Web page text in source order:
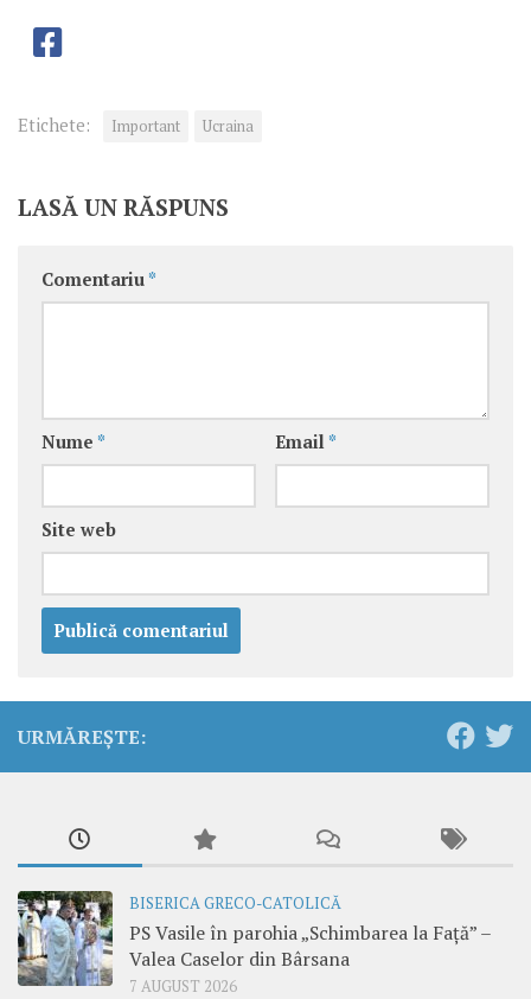
Etichete: Important Ucraina
LASĂ UN RĂSPUNS
Comentariu *
Nume * Email *
Site web
URMĂREȘTE:
BISERICA GRECO-CATOLICĂ
PS Vasile în parohia „Schimbarea la Față” –
Valea Caselor din Bârsana
7 AUGUST 2026